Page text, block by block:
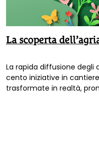
La scoperta
La rapida diffusione degli
cento iniziative in
trasformate in realtà,